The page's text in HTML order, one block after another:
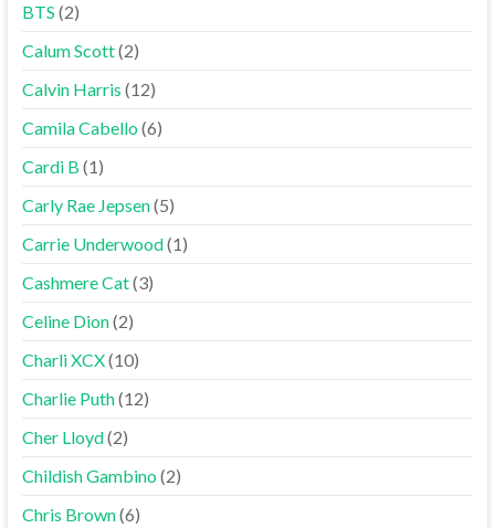
BTS (2)
Calum Scott(2)
Calvin Harris (12)
Camila Cabello(6)
Cardi B (1)
Carly Rae Jepsen(5)
Carrie Underwood(1)
Cashmere Cat(3)
Celine Dion(2)
Charli XCX(10)
Charlie Puth(12)
Cher Lloyd(2)
Childish Gambino(2)
Chris Brown(6)